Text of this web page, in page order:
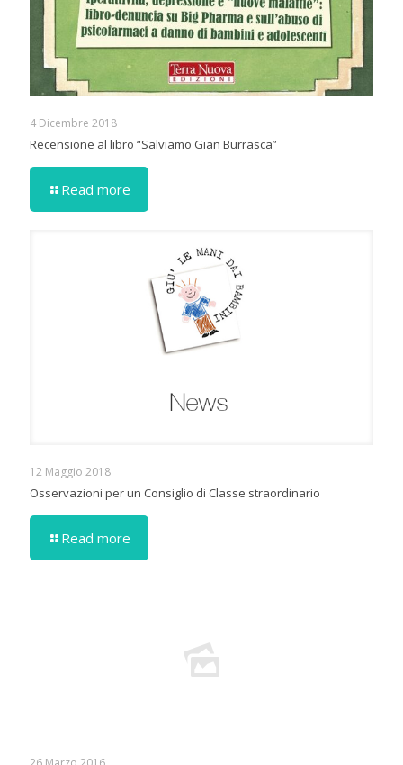
4 Dicembre 2018
Recensione al libro “Salviamo Gian Burrasca”
Read more
12 Maggio 2018
Osservazioni per un Consiglio di Classe straordinario
Read more